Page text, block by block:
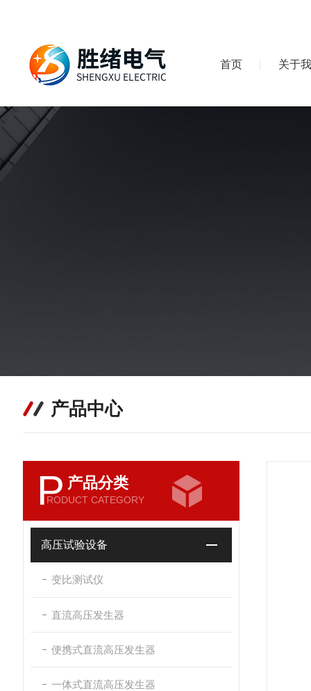
首页 关于
产品中心
P 产品分类
RODUCT CATEGORY
高压试验设备
变比测试仪
直流高压发生器
便携式直流高压发生器
一体式直流高压发生器